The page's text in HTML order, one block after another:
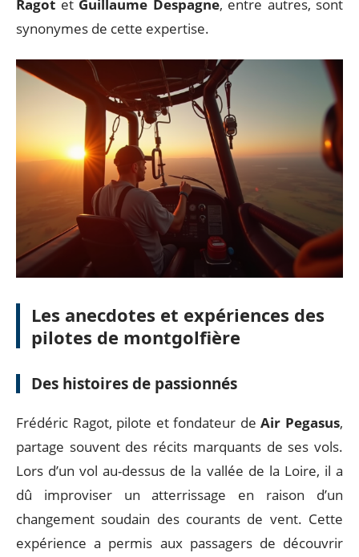
Ragot et Guillaume Despagne, entre autres, sont
synonymes de cette expertise.
Les anecdotes et expériences des
pilotes de montgolfière
Des histoires de passionnés
Frédéric Ragot, pilote et fondateur deAir Pegasus,
partage souvent des récits marquants de ses vols.
Lors d’un vol au-dessus de la vallée de la Loire, il a
dû improviser un atterrissage en raison d’un
changement soudain des courants de vent. Cette
expérience a permis aux passagers de découvrir